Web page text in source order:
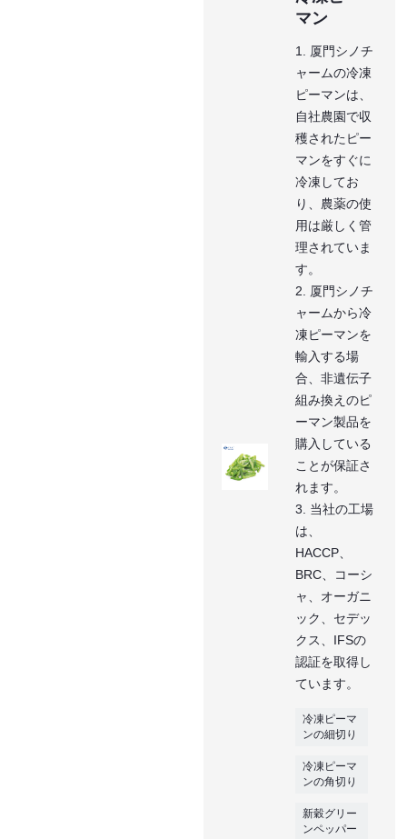
マン
1. 厦門シノチ
ャームの冷凍
ピーマンは、
自社農園で収
穫されたピー
マンをすぐに
冷凍してお
り、農薬の使
用は厳しく管
理されていま
す。
2. 厦門シノチ
ャームから冷
凍ピーマンを
輸入する場
合、非遺伝子
組み換えのピ
ーマン製品を
購入している
ことが保証さ
れます。
3. 当社の工場
は、
HACCP、
BRC、コーシ
ャ、オーガニ
ック、セデッ
クス、IFSの
認証を取得し
ています。
冷凍ピーマ
ンの細切り
冷凍ピーマ
ンの角切り
新穀グリー
ンペッパー